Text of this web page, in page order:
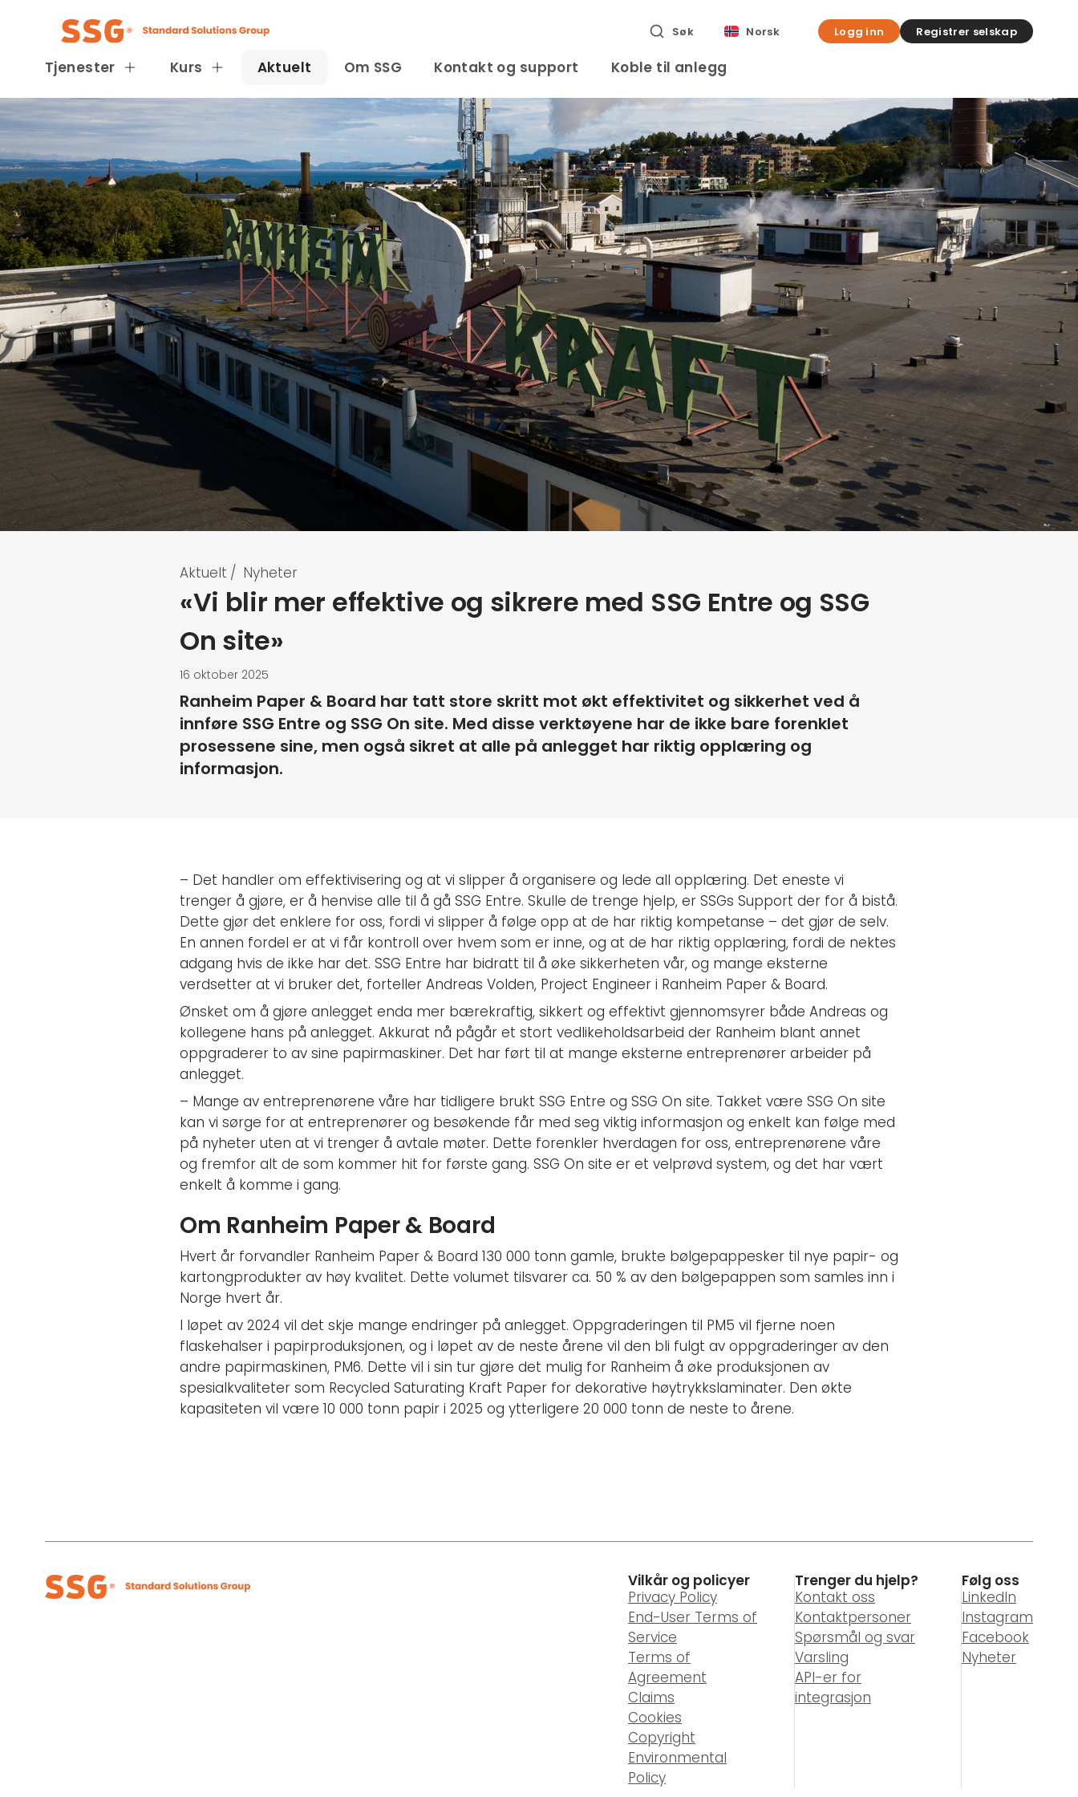
Søk Norsk Logg inn Registrer selskap
Tjenester Kurs Aktuelt Om SSG Kontakt og support Koble til anlegg
Aktuelt / Nyheter
«Vi blir mer effektive og sikrere med SSG Entre og SSG
On site»
16 oktober 2025
Ranheim Paper & Board har tatt store skritt mot økt effektivitet og sikkerhet ved å
innføre SSG Entre og SSG On site. Med disse verktøyene har de ikke bare forenklet
prosessene sine, men også sikret at alle på anlegget har riktig opplæring og
informasjon.
– Det handler om effektivisering og at vi slipper å organisere og lede all opplæring. Det eneste vi
trenger å gjøre, er å henvise alle til å gå SSG Entre. Skulle de trenge hjelp, er SSGs Support der for å bistå.
Dette gjør det enklere for oss, fordi vi slipper å følge opp at de har riktig kompetanse – det gjør de selv.
En annen fordel er at vi får kontroll over hvem som er inne, og at de har riktig opplæring, fordi de nektes
adgang hvis de ikke har det. SSG Entre har bidratt til å øke sikkerheten vår, og mange eksterne
verdsetter at vi bruker det, forteller Andreas Volden, Project Engineer i Ranheim Paper & Board.
Ønsket om å gjøre anlegget enda mer bærekraftig, sikkert og effektivt gjennomsyrer både Andreas og
kollegene hans på anlegget. Akkurat nå pågår et stort vedlikeholdsarbeid der Ranheim blant annet
oppgraderer to av sine papirmaskiner. Det har ført til at mange eksterne entreprenører arbeider på
anlegget.
– Mange av entreprenørene våre har tidligere brukt SSG Entre og SSG On site. Takket være SSG On site
kan vi sørge for at entreprenører og besøkende får med seg viktig informasjon og enkelt kan følge med
på nyheter uten at vi trenger å avtale møter. Dette forenkler hverdagen for oss, entreprenørene våre
og fremfor alt de som kommer hit for første gang. SSG On site er et velprøvd system, og det har vært
enkelt å komme i gang.
Om Ranheim Paper & Board
Hvert år forvandler Ranheim Paper & Board 130 000 tonn gamle, brukte bølgepappesker til nye papir- og
kartongprodukter av høy kvalitet. Dette volumet tilsvarer ca. 50 % av den bølgepappen som samles inn i
Norge hvert år.
I løpet av 2024 vil det skje mange endringer på anlegget. Oppgraderingen til PM5 vil fjerne noen
flaskehalser i papirproduksjonen, og i løpet av de neste årene vil den bli fulgt av oppgraderinger av den
andre papirmaskinen, PM6. Dette vil i sin tur gjøre det mulig for Ranheim å øke produksjonen av
spesialkvaliteter som Recycled Saturating Kraft Paper for dekorative høytrykkslaminater. Den økte
kapasiteten vil være 10 000 tonn papir i 2025 og ytterligere 20 000 tonn de neste to årene.
Vilkår og policyer
Privacy Policy
End-User Terms of
Service
Terms of
Agreement
Claims
Cookies
Copyright
Environmental
Policy
Trenger du hjelp?
Kontakt oss
Kontaktpersoner
Spørsmål og svar
Varsling
API-er for
integrasjon
Følg oss
LinkedIn
Instagram
Facebook
Nyheter